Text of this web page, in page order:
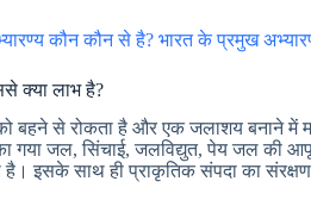
कौन कौन से है? भारत के प्रमुख
क्या लाभ है?
बहने से रोकता है और एक जलाशय बनाने
गया जल, सिंचाई, जलविद्युत, पेय जल की
है। इसके साथ ही प्राकृतिक संपदा का संरक्षण